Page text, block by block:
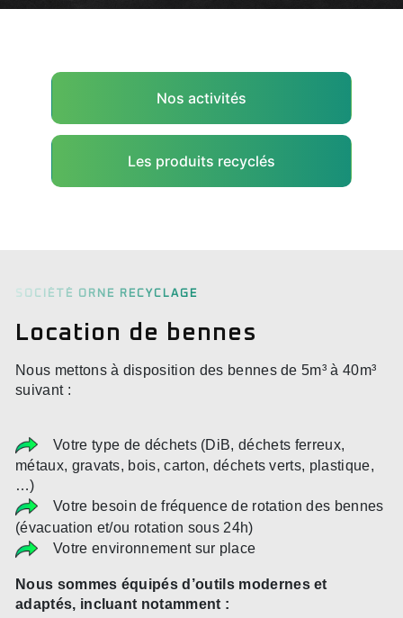
Nos activités
Les produits recyclés
SOCIÉTÉ ORNE RECYCLAGE
Location de bennes
Nous mettons à disposition des bennes de 5m³ à 40m³
suivant :
Votre type de déchets (DiB, déchets ferreux,
métaux, gravats, bois, carton, déchets verts, plastique,
…)
Votre besoin de fréquence de rotation des bennes
(évacuation et/ou rotation sous 24h)
Votre environnement sur place
Nous sommes équipés d’outils modernes et
adaptés, incluant notamment :